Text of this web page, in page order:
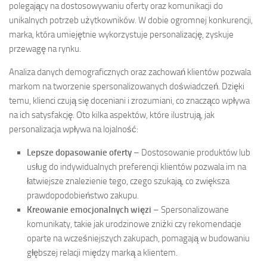
polegający na dostosowywaniu oferty oraz komunikacji do
unikalnych potrzeb użytkowników. W dobie ogromnej konkurencji,
marka, która umiejętnie wykorzystuje personalizację, zyskuje
przewagę na rynku.
Analiza danych demograficznych oraz zachowań klientów pozwala
markom na tworzenie spersonalizowanych doświadczeń. Dzięki
temu, klienci czują się doceniani i zrozumiani, co znacząco wpływa
na ich satysfakcję. Oto kilka aspektów, które ilustrują, jak
personalizacja wpływa na lojalność:
Lepsze dopasowanie oferty – Dostosowanie produktów lub
usług do indywidualnych preferencji klientów pozwala im na
łatwiejsze znalezienie tego, czego szukają, co zwiększa
prawdopodobieństwo zakupu.
Kreowanie emocjonalnych więzi – Spersonalizowane
komunikaty, takie jak urodzinowe zniżki czy rekomendacje
oparte na wcześniejszych zakupach, pomagają w budowaniu
głębszej relacji między marką a klientem.